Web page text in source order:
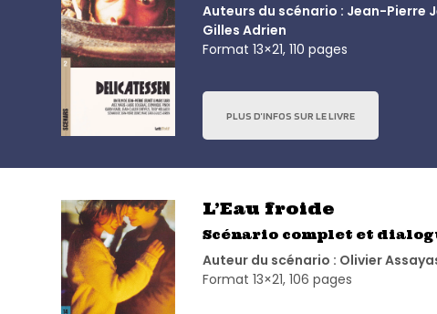
Auteurs du scénario : Jean-Pierre
Gilles Adrien
Format 13×21, 110 pages
PLUS D’INFOS SUR LE LIVRE
L’Eau froide
Scénario complet et
Auteur du scénario : Olivier
Format 13×21, 106 pages